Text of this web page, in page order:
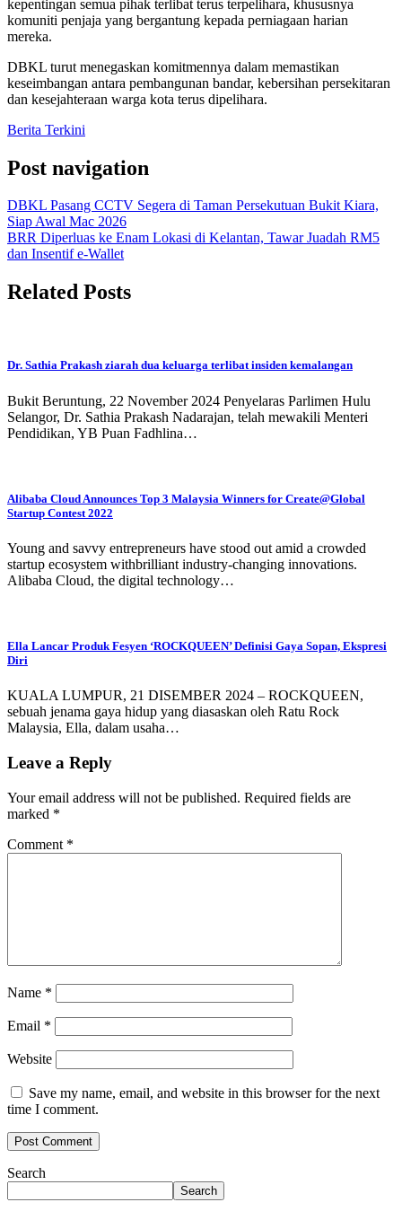
kepentingan semua pihak terlibat terus terpelihara, khususnya
komuniti penjaja yang bergantung kepada perniagaan harian
mereka.
DBKL turut menegaskan komitmennya dalam memastikan
keseimbangan antara pembangunan bandar, kebersihan persekitaran
dan kesejahteraan warga kota terus dipelihara.
Berita Terkini
Post navigation
DBKL Pasang CCTV Segera di Taman Persekutuan Bukit Kiara,
Siap Awal Mac 2026
BRR Diperluas ke Enam Lokasi di Kelantan, Tawar Juadah RM5
dan Insentif e-Wallet
Related Posts
Dr. Sathia Prakash ziarah dua keluarga terlibat insiden kemalangan
Bukit Beruntung, 22 November 2024 Penyelaras Parlimen Hulu
Selangor, Dr. Sathia Prakash Nadarajan, telah mewakili Menteri
Pendidikan, YB Puan Fadhlina…
Alibaba Cloud Announces Top 3 Malaysia Winners for Create@Global
Startup Contest 2022
Young and savvy entrepreneurs have stood out amid a crowded
startup ecosystem withbrilliant industry-changing innovations.
Alibaba Cloud, the digital technology…
Ella Lancar Produk Fesyen ‘ROCKQUEEN’ Definisi Gaya Sopan, Ekspresi
Diri
KUALA LUMPUR, 21 DISEMBER 2024 – ROCKQUEEN,
sebuah jenama gaya hidup yang diasaskan oleh Ratu Rock
Malaysia, Ella, dalam usaha…
Leave a Reply
Your email address will not be published. Required fields are
marked *
Comment *
Name *
Email *
Website
Save my name, email, and website in this browser for the next
time I comment.
Search
Search